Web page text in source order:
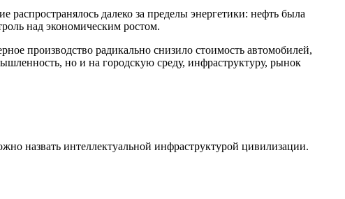
далеко за пределы энергетики: нефть была
над экономическим ростом.
производство радикально снизило стоимость автомобилей,
но и на городскую среду, инфраструктуру, рынок
назвать интеллектуальной инфраструктурой цивилизации.